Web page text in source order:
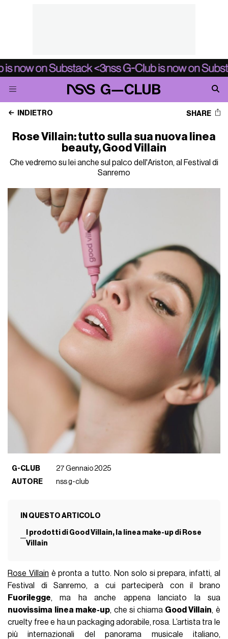
INDIETRO SHARE
Rose Villain: tutto sulla sua nuova linea
beauty, Good Villain
Che vedremo su lei anche sul palco dell'Ariston, al Festival di
Sanremo
G-CLUB
27 Gennaio 2025
AUTORE
nss g-club
IN QUESTO ARTICOLO
I prodotti di Good Villain, la linea make-up di Rose
Villain
Rose Villain è pronta a tutto. Non solo si prepara, infatti, al
Festival di Sanremo, a cui parteciperà con il brano
Fuorilegge, ma ha anche appena lanciato la sua
nuovissima linea make-up, che si chiama Good Villain, è
cruelty free e ha un packaging adorabile, rosa. L’artista tra le
più internazionali del panorama musicale italiano,